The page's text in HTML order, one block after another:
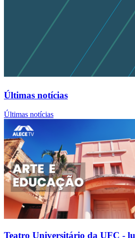
Últimas notícias
Últimas notícias
Teatro Universitário da UFC -